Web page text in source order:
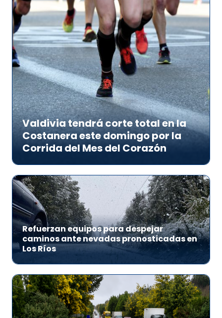
Valdivia tendrá corte total en la
Costanera este domingo por la
Corrida del Mes del Corazón
Refuerzan equipos para despejar
caminos ante nevadas pronosticadas en
Los Ríos